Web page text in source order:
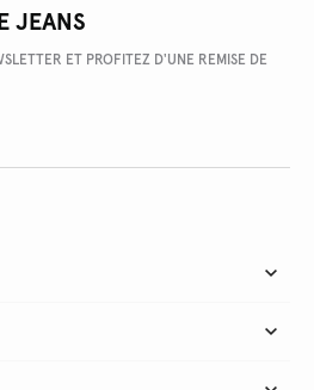
JEANS
ET PROFITEZ D'UNE REMISE DE